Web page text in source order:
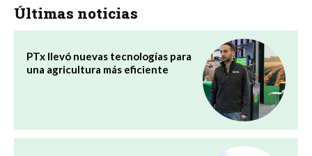
Últimas noticias
PTx llevó nuevas tecnologías para
una agricultura más eficiente